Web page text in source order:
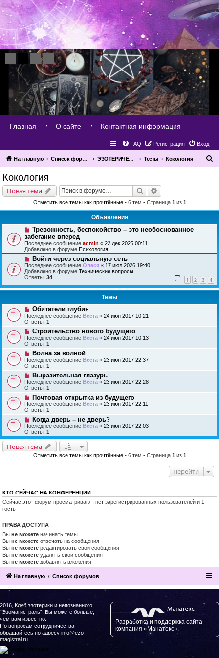
Главная О сайте Контактная информация
Вход
Регистрация
FAQ
На главную Список форумов ЭЗОТЕРИЧЕСКАЯ ПОМОЩЬ РАЗВИТИЕ - ПРАКТИКА Тесты Кокология
Кокология
Новая тема Поиск
Отметить все темы как прочтённые• 6 тем • Страница 1 из 1
Объявления
Тревожность, беспокойство – это необоснованное
забегание вперед
Последнее сообщение admin « 22 дек 2025 00:11
Добавлено в форуме Психология
Войти через социальную сеть
Последнее сообщение Олеся « 17 июл 2026 19:40
Добавлено в форуме Технические вопросы
Ответы: 34 1 2 3 4
Темы
Обитатели глубин
Последнее сообщение Веста « 24 июн 2017 10:21
Ответы: 1
Строительство нового будущего
Последнее сообщение Веста « 24 июн 2017 10:13
Ответы: 1
Волна за волной
Последнее сообщение Веста « 23 июн 2017 22:37
Ответы: 1
Выразительная глазурь
Последнее сообщение Веста « 23 июн 2017 22:28
Ответы: 1
Почтовая открытка из будущего
Последнее сообщение Веста « 23 июн 2017 22:11
Ответы: 1
Когда дверь – не дверь?
Последнее сообщение Веста « 23 июн 2017 22:03
Ответы: 1
Новая тема
Отметить все темы как прочтённые• 6 тем • Страница 1 из 1
Перейти
КТО СЕЙЧАС НА КОНФЕРЕНЦИИ
Сейчас этот форум просматривают: нет зарегистрированных пользователей и 1
гость
ПРАВА ДОСТУПА
Вы не можете начинать темы
Вы не можете отвечать на сообщения
Вы не можете редактировать свои сообщения
Вы не можете удалять свои сообщения
Вы не можете добавлять вложения
На главную Список форумов
Разработка и поддержка сайта —
компания «Манатекс».
2016, Клуб эзотерики и непознанного
“Эзомагистраль”. Вы можете больше,
чем вам известно.
По вопросам сотрудничества
обращайтесь по адресу info@ezo-
magistral.ru